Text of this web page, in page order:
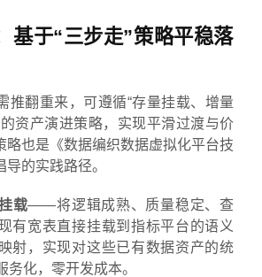
基于“三步走”策略平稳落
推翻重来，可遵循“存量挂载、增量
资产演进策略，实现平滑过渡与价
略也是《数据编织数据虚拟化平台技
的实践路径。
载——将逻辑成熟、质量稳定、查
有宽表直接挂载到指标平台的语义
射，实现对这些已有数据资产的统
务化，零开发成本。